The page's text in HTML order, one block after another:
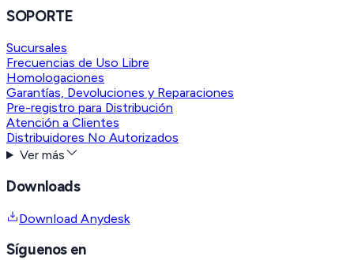
SOPORTE
Sucursales
Frecuencias de Uso Libre
Homologaciones
Garantías, Devoluciones y Reparaciones
Pre-registro para Distribución
Atención a Clientes
Distribuidores No Autorizados
Ver más
Downloads
Download Anydesk
Síguenos en